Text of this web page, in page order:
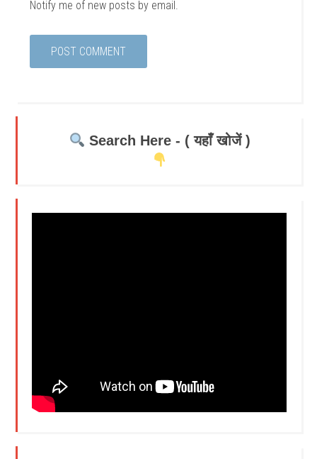
Notify me of new posts by email.
Search Here - ( यहाँ खोजें )